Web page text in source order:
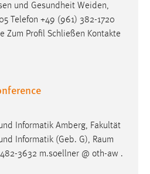
und Gesundheit Weiden,
Telefon +49 (961) 382-1720
Zum Profil Schließen Kontakte
Informatik Amberg, Fakultät
Informatik (Geb. G), Raum
3632 m.soellner @ oth-aw .
von Drittanbietern
Werbung anzuzeigen.
Besucher über Websites